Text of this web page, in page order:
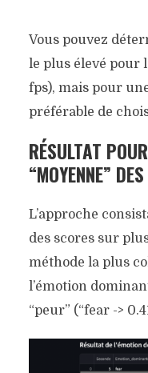
Vous pouvez
le plus élevé pour
fps), mais pour
préférable de
RÉSULTAT
“MOYENNE”
L’approche
des scores sur
méthode la plus
l’émotion
“peur” (“fear ->